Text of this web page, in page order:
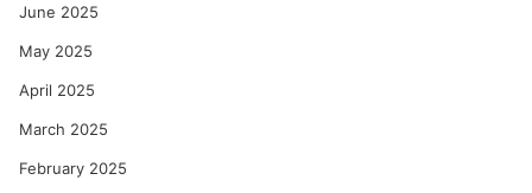
June 2025
May 2025
April 2025
March 2025
February 2025